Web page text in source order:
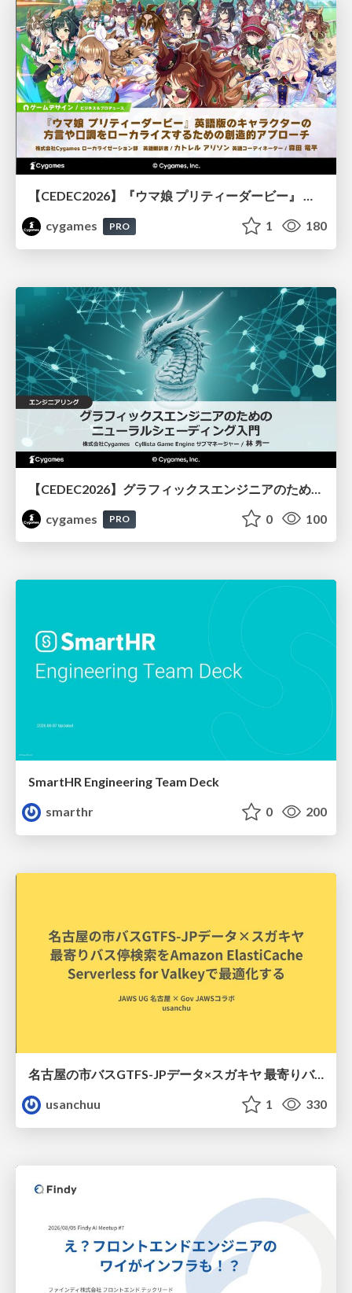
【CEDEC2026】『ウマ娘 プリティーダービー』 英語版のキャラクターの方言や口調をローカライズするための創造的アプローチ
cygames
PRO 1 180
cygames
PRO 0 100
SmartHR Engineering Team Deck
smarthr
0 200
名古屋の市バスGTFS-JPデータ×スガキヤ 最寄りバス停検索をAmazon ElastiCache Serverless for Valkeyで最適化する
usanchuu
1 330